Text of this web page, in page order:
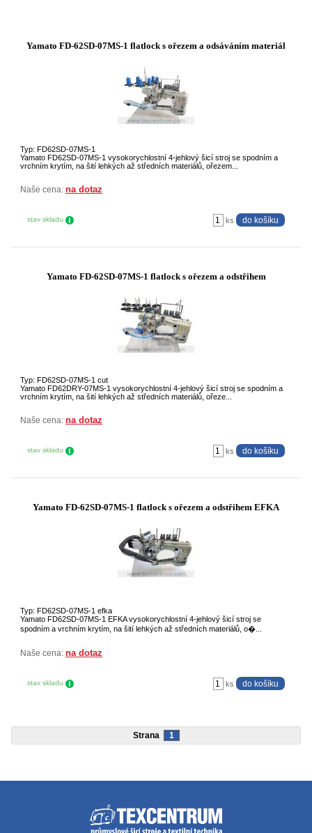
Yamato FD-62SD-07MS-1 flatlock s ořezem a odsáváním materiál
Typ: FD62SD-07MS-1
Yamato FD62SD-07MS-1 vysokorychlostní 4-jehlový šicí stroj se spodním a
vrchním krytím, na šití lehkých až středních materiálů, ořezem...
Naše cena: na dotaz
stav skladu ks
Yamato FD-62SD-07MS-1 flatlock s ořezem a odstřihem
Typ: FD62SD-07MS-1 cut
Yamato FD62DRY-07MS-1 vysokorychlostní 4-jehlový šicí stroj se spodním a
vrchním krytím, na šití lehkých až středních materiálů, ořeze...
Naše cena: na dotaz
stav skladu ks
Yamato FD-62SD-07MS-1 flatlock s ořezem a odstřihem EFKA
Typ: FD62SD-07MS-1 efka
Yamato FD62SD-07MS-1 EFKA vysokorychlostní 4-jehlový šicí stroj se
spodním a vrchním krytím, na šití lehkých až středních materiálů, o�...
Naše cena: na dotaz
stav skladu ks
Strana 1